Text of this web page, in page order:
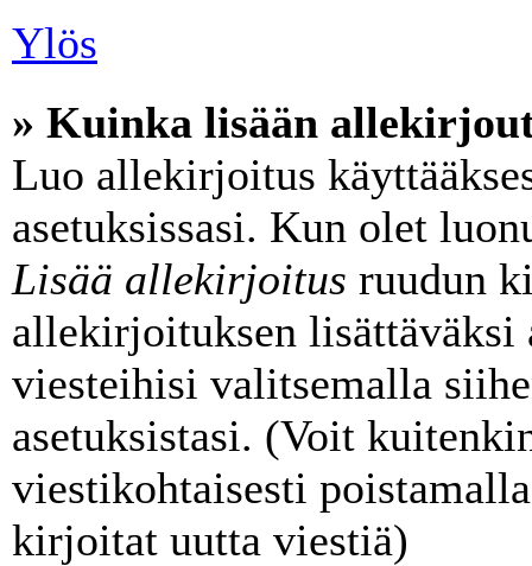
Ylös
» Kuinka lisään
Luo allekirjoitus
asetuksissasi. Kun olet
Lisää allekirjoitus ruudun
allekirjoituksen
viesteihisi valitsemalla
asetuksistasi. (Voit
viestikohtaisesti
kirjoitat uutta viestiä)